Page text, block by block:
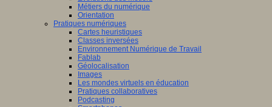
Métiers du numérique
Orientation
Pratiques numériques
Cartes heuristiques
Classes inversées
Environnement Numérique de Travail
Fablab
Géolocalisation
Images
Les mondes virtuels en éducation
Pratiques collaboratives
Podcasting